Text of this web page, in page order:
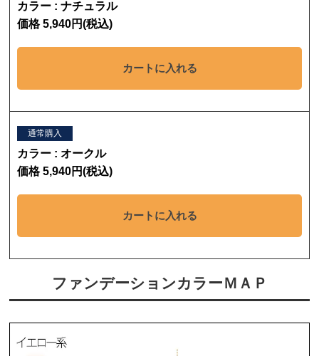
カラー : ナチュラル
価格 5,940円(税込)
カートに入れる
通常購入
カラー : オークル
価格 5,940円(税込)
カートに入れる
ファンデーションカラーＭＡＰ